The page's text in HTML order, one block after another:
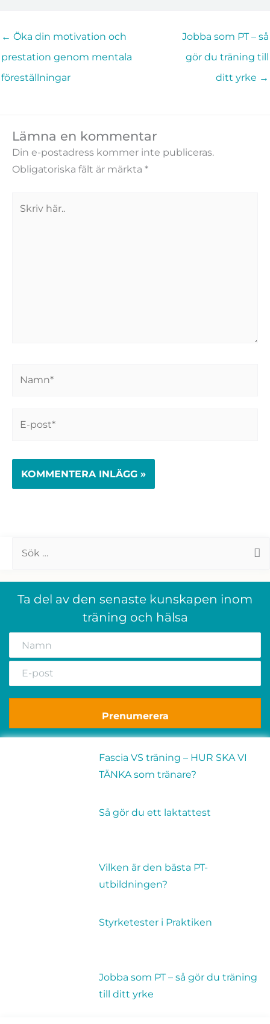
← Öka din motivation och
prestation genom mentala
föreställningar
Jobba som PT – så
gör du träning till
ditt yrke →
Lämna en kommentar
Din e-postadress kommer inte publiceras.
Obligatoriska fält är märkta *
post*
Webbplats
Ta del av den senaste kunskapen inom
träning och hälsa
Prenumerera
Fascia VS träning – HUR SKA VI
TÄNKA som tränare?
Så gör du ett laktattest
Vilken är den bästa PT-
utbildningen?
Styrketester i Praktiken
Jobba som PT – så gör du träning
till ditt yrke